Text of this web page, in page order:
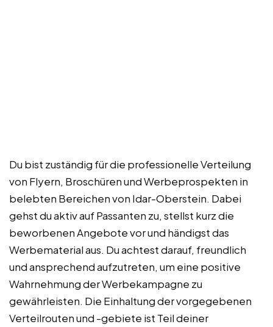
Du bist zuständig für die professionelle Verteilung
von Flyern, Broschüren und Werbeprospekten in
belebten Bereichen von Idar-Oberstein. Dabei
gehst du aktiv auf Passanten zu, stellst kurz die
beworbenen Angebote vor und händigst das
Werbematerial aus. Du achtest darauf, freundlich
und ansprechend aufzutreten, um eine positive
Wahrnehmung der Werbekampagne zu
gewährleisten. Die Einhaltung der vorgegebenen
Verteilrouten und -gebiete ist Teil deiner